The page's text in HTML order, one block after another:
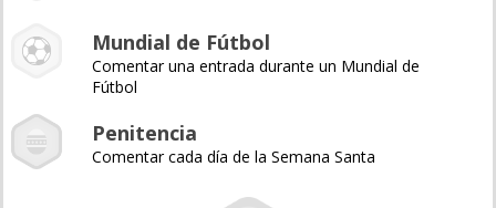
Mundial de Fútbol
Comentar una entrada durante un Mundial de
Fútbol
Penitencia
Comentar cada día de la Semana Santa